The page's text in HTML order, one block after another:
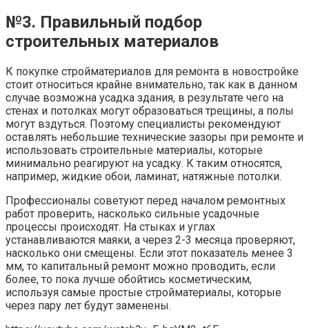
№3. Правильный подбор
строительных материалов
К покупке стройматериалов для ремонта в новостройке
стоит относиться крайне внимательно, так как в данном
случае возможна усадка здания, в результате чего на
стенах и потолках могут образоваться трещины, а полы
могут вздуться. Поэтому специалисты рекомендуют
оставлять небольшие технические зазоры при ремонте и
использовать строительные материалы, которые
минимально реагируют на усадку. К таким относятся,
например, жидкие обои, ламинат, натяжные потолки.
Профессионалы советуют перед началом ремонтных
работ проверить, насколько сильные усадочные
процессы происходят. На стыках и углах
устанавливаются маяки, а через 2-3 месяца проверяют,
насколько они смещены. Если этот показатель менее 3
мм, то капитальный ремонт можно проводить, если
более, то пока лучше обойтись косметическим,
используя самые простые стройматериалы, которые
через пару лет будут заменены.